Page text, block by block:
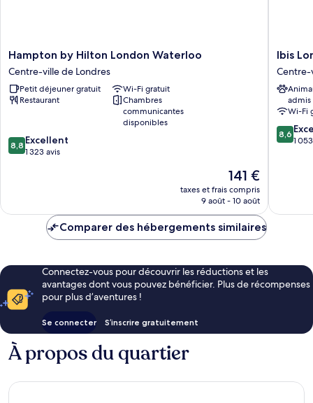
Hampton
by
Hilton
London
Waterloo
de
Londres
Hampton by Hilton London Waterloo
Centre-ville de Londres
Petit déjeuner gratuit
Wi-Fi gratuit
Restaurant
Chambres
communicantes
disponibles
8.8
sur
8,8 Excellent
1 323 avis
Le
nouveau
prix
de
141 €
taxes et frais compris
9 août - 10 août
Ibis
London
Centre-
ville
de
Londres
Ibis
Centre-
admis
Wi-Fi
8.6
sur
8,6
1
Comparer des hébergements similaires
Connectez-vous pour découvrir les réductions et les
avantages dont vous pouvez bénéficier. Plus de récompenses
pour plus d’aventures !
Se connecter S’inscrire gratuitement
À propos du quartier